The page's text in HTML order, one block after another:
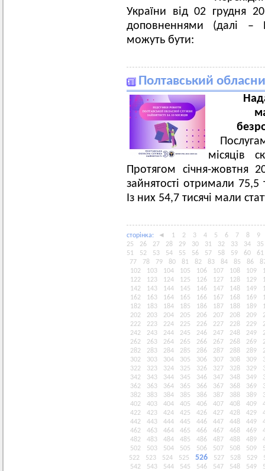
України від 02 грудня
доповненнями (далі –
можуть бути:
Полтавський
місяців
Протягом січня-жовтня
зайнятості отримали 75,5
Із них 54,7 тисячі мали
сторiнка: ◄ 1 2 3 4 5 6 7 8
9
25
26 27 28 29 30 31 32 33 34
35
51
52 53 54 55 56 57 58 59 60
61
77
78 79 80 81 82 83 84 85 86
102
103 104 105 106 107 108 109
122
123 124 125 126 127 128 129
142
143 144 145 146 147 148 149
162
163 164 165 166 167 168 169
182
183 184 185 186 187 188 189
202
203 204 205 206 207 208 209
222
223 224 225 226 227 228 229
242
243 244 245 246 247 248 249
262
263 264 265 266 267 268 269
282
283 284 285 286 287 288 289
302
303 304 305 306 307 308 309
322
323 324 325 326 327 328 329
342
343 344 345 346 347 348 349
362
363 364 365 366 367 368 369
382
383 384 385 386 387 388 389
402
403 404 405 406 407 408 409
422
423 424 425 426 427 428 429
442
443 444 445 446 447 448 449
462
463 464 465 466 467 468 469
482
483 484 485 486 487 488 489
502
503 504 505 506 507 508 509
522
523 524 525 526 527 528 529
542
543 544 545 546 547 548 549